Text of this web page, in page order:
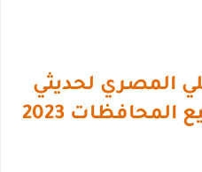
المصري لحديثي
المحافظات 2023